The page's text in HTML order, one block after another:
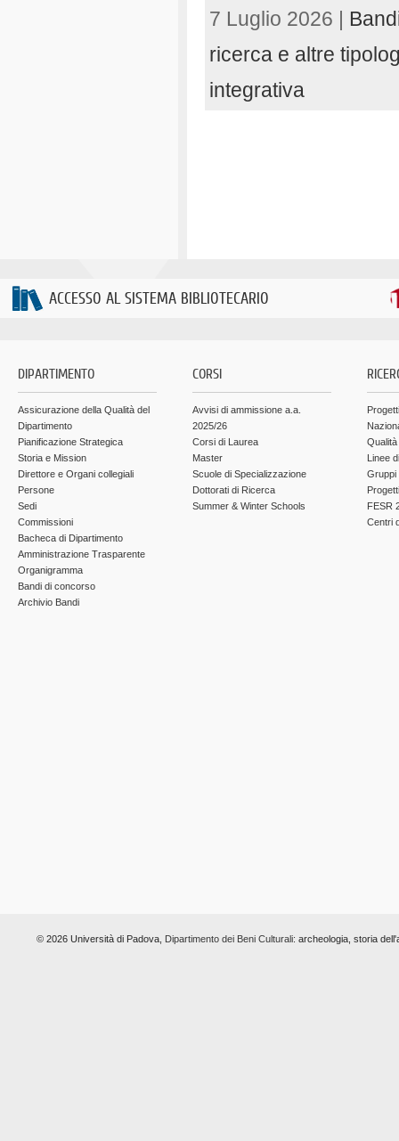
7 Luglio 2026 |
ricerca e altre
integrativa
ACCESSO AL SISTEMA BIBLIOTECARIO
DIPARTIMENTO
Assicurazione della Qualità del
Dipartimento
Pianificazione Strategica
Storia e Mission
Direttore e Organi collegiali
Persone
Sedi
Commissioni
Bacheca di Dipartimento
Amministrazione Trasparente
Organigramma
Bandi di concorso
Archivio Bandi
CORSI
Avvisi di ammissione a.a.
2025/26
Corsi di Laurea
Master
Scuole di Specializzazione
Dottorati di Ricerca
Summer & Winter Schools
Linee
Gruppi
FESR
Centri
© 2026 Università di Padova, Dipartimento dei Beni Culturali: archeologia, storia